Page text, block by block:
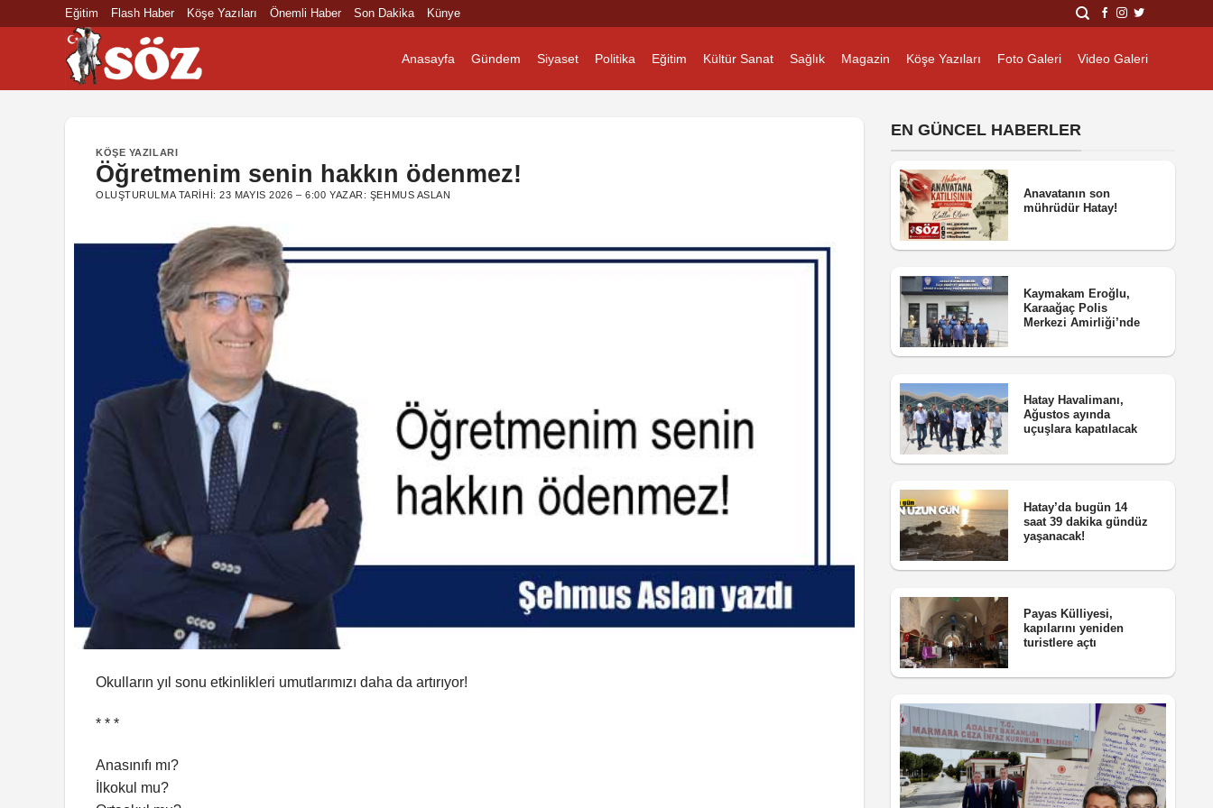
Eğitim Flash Haber Köşe Yazıları Önemli Haber Son Dakika Künye
Anasayfa Gündem Siyaset Politika Eğitim Kültür Sanat Sağlık Magazin Köşe Yazıları Foto Galeri Video Galeri
KÖŞE YAZILARI
Öğretmenim senin hakkın ödenmez!
OLUŞTURULMA TARIHI:23 MAYIS 2026 – 6:00 YAZAR: ŞEHMUS ASLAN
Okulların yıl sonu etkinlikleri umutlarımızı daha da artırıyor!
* * *
Anasınıfı mı?
İlkokul mu?
EN GÜNCEL HABERLER
Anavatanın son
mührüdür Hatay!
Kaymakam Eroğlu,
Karaağaç Polis
Merkezi Amirliği’nde
Hatay Havalimanı,
Ağustos ayında
uçuşlara kapatılacak
Hatay’da bugün 14
saat 39 dakika gündüz
yaşanacak!
Payas Külliyesi,
kapılarını yeniden
turistlere açtı